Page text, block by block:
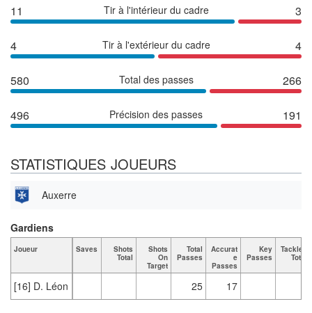
11 Tir à l'intérieur du cadre 3
4 Tir à l'extérieur du cadre 4
580 Total des passes 266
496 Précision des passes 191
STATISTIQUES JOUEURS
Auxerre
Joueur Saves
Shots
Total
Shots
On
Target
Total
Passes
Accurat
e
Passes
Key
Passes
Tackles
Total
[16] D. Léon 25 17
Gardiens